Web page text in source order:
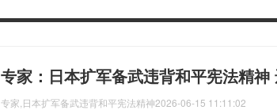
专家：日本扩军备武违背和平宪法精神
专家,日本扩军备武违背和平宪法精神2026-06-15 11:11:02